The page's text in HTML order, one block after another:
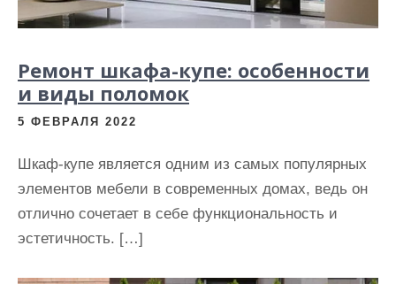
Ремонт шкафа-купе: особенности
и виды поломок
5 ФЕВРАЛЯ 2022
Шкаф-купе является одним из самых популярных
элементов мебели в современных домах, ведь он
отлично сочетает в себе функциональность и
эстетичность. […]